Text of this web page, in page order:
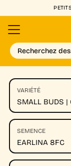
Recherchez
VARIÉTÉ
SMALL BUDS |
SEMENCE
EARLINA 8FC